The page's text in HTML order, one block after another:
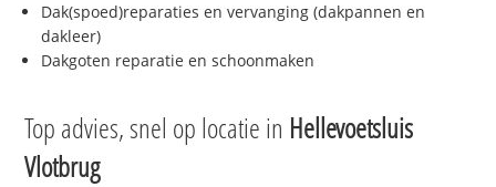
Dak(spoed)reparaties en vervanging (dakpannen en
dakleer)
Dakgoten reparatie en schoonmaken
Top advies, snel op locatie in Hellevoetsluis
Vlotbrug